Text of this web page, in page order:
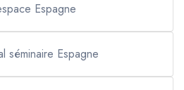
Espagne
séminaire Espagne